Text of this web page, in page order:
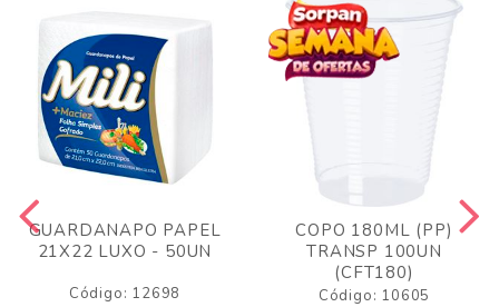
GUARDANAPO PAPEL
21X22 LUXO - 50UN
Código: 12698
COPO 180ML (PP)
TRANSP 100UN
(CFT180)
Código: 10605